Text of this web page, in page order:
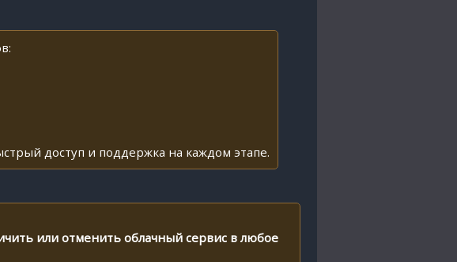
доступ и поддержка на каждом этапе.
или отменить облачный сервис в любое